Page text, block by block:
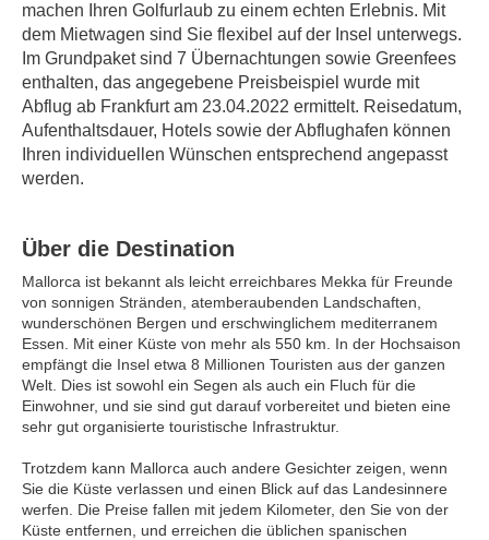
machen Ihren Golfurlaub zu einem echten Erlebnis. Mit
dem Mietwagen sind Sie flexibel auf der Insel unterwegs.
Im Grundpaket sind 7 Übernachtungen sowie Greenfees
enthalten, das angegebene Preisbeispiel wurde mit
Abflug ab Frankfurt am 23.04.2022 ermittelt. Reisedatum,
Aufenthaltsdauer, Hotels sowie der Abflughafen können
Ihren individuellen Wünschen entsprechend angepasst
werden.
Über die Destination
Mallorca ist bekannt als leicht erreichbares Mekka für Freunde
von sonnigen Stränden, atemberaubenden Landschaften,
wunderschönen Bergen und erschwinglichem mediterranem
Essen. Mit einer Küste von mehr als 550 km. In der Hochsaison
empfängt die Insel etwa 8 Millionen Touristen aus der ganzen
Welt. Dies ist sowohl ein Segen als auch ein Fluch für die
Einwohner, und sie sind gut darauf vorbereitet und bieten eine
sehr gut organisierte touristische Infrastruktur.
Trotzdem kann Mallorca auch andere Gesichter zeigen, wenn
Sie die Küste verlassen und einen Blick auf das Landesinnere
werfen. Die Preise fallen mit jedem Kilometer, den Sie von der
Küste entfernen, und erreichen die üblichen spanischen